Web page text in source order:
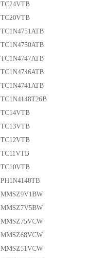
TC24VTB
TC20VTB
TC1N4751ATB
TC1N4750ATB
TC1N4747ATB
TC1N4746ATB
TC1N4741ATB
TC1N4148T26B
TC14VTB
TC13VTB
TC12VTB
TC11VTB
TC10VTB
PH1N4148TB
MMSZ9V1BW
MMSZ7V5BW
MMSZ75VCW
MMSZ68VCW
MMSZ51VCW